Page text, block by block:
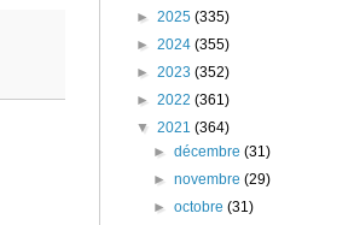
► 2025 (335)
► 2024 (355)
► 2023 (352)
► 2022 (361)
▼ 2021 (364)
►décembre(31)
►novembre(29)
►octobre(31)